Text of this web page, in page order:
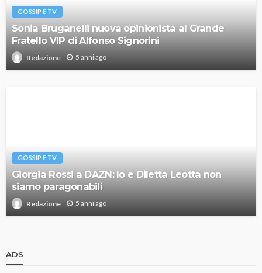
GOSSIP E TV
Sonia Bruganelli nuova opinionista al Grande
Fratello VIP di Alfonso Signorini
Redazione 5 anni ago
GOSSIP E TV
Giorgia Rossi a DAZN: Io e Diletta Leotta non
siamo paragonabili
Redazione 5 anni ago
ADS